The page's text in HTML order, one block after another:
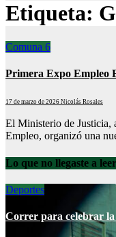
Etiqueta:
Comuna 6
Primera Expo Empleo
17 de marzo de 2026 Nicolás Rosales
El Ministerio de Justicia,
Empleo, organizó una
Lo que no llegaste a leer
Deportes
Correr para celebrar